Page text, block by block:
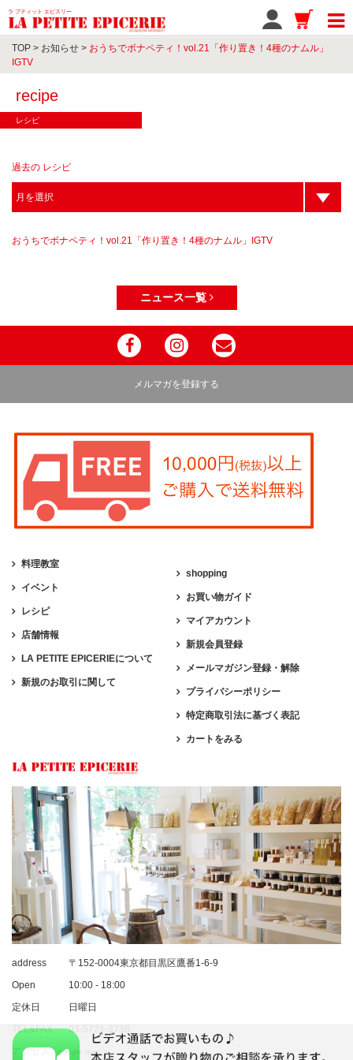
ラ プティット エピスリー
TOP > お知らせ > おうちでボナペティ！vol.21「作り置き！4種のナムル」
IGTV
recipe
レシピ
過去の レシピ
おうちでボナペティ！vol.21「作り置き！4種のナムル」IGTV
ニュース一覧
メルマガを登録する
料理教室
イベント
レシピ
店舗情報
LA PETITE EPICERIEについて
新規のお取引に関して
shopping
お買い物ガイド
マイアカウント
新規会員登録
メールマガジン登録・解除
プライバシーポリシー
特定商取引法に基づく表記
カートをみる
address
〒152-0004東京都目黒区鷹番1-6-9
Open
10:00 - 18:00
定休日
日曜日
TEL&FAX
03-5721-3738
アクセス google map >